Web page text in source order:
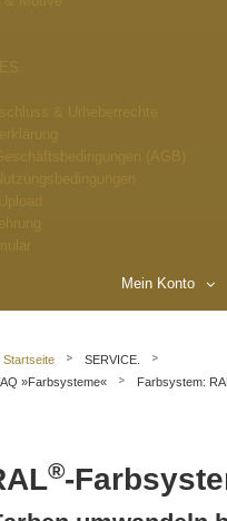
Mein Konto
Startseite
SERVICE.
»Farbsysteme«
Farbsystem:
®-